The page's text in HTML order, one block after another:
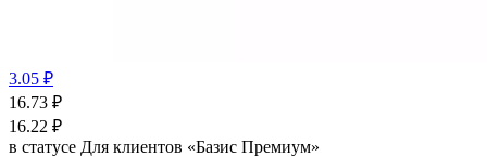
3.05 ₽
16.73 ₽
16.22 ₽
в статусе Для клиентов «Базис Премиум»